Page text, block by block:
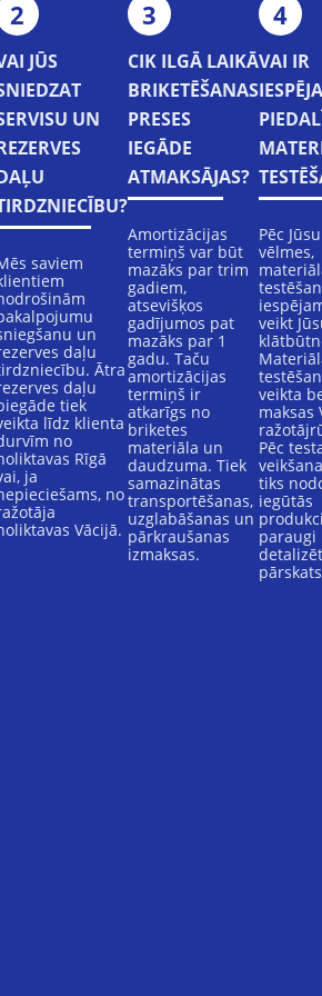
2
JŪS
UN
saviem
un
daļu
Ātra
daļu
tiek
līdz klienta
no
Rīgā
ja
no
Vācijā.
3
CIK ILGĀ LAIKĀ
BRIKETĒŠANAS
PRESES
IEGĀDE
ATMAKSĀJAS?
Amortizācijas
termiņš var būt
mazāks par trim
gadiem,
atsevišķos
gadījumos pat
mazāks par 1
gadu. Taču
amortizācijas
termiņš ir
atkarīgs no
briketes
materiāla un
daudzuma. Tiek
samazinātas
transportēšanas,
uzglabāšanas un
pārkraušanas
izmaksas.
4
VAI IR
Pēc Jūsu
vēlmes,
veikt
veikta
maksas
Pēc
tiks
iegūtās
paraugi